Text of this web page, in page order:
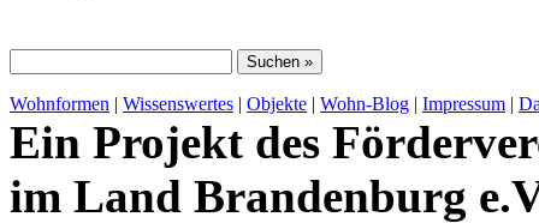
Wohnformen | Wissenswertes | Objekte | Wohn-Blog | Impressum |
Ein Projekt des
im Land Brandenburg